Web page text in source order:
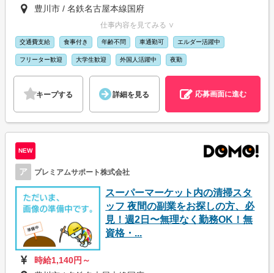
豊川市 / 名鉄名古屋本線国府
仕事内容を見てみる ∨
交通費支給 食事付き 年齢不問 車通勤可 エルダー活躍中
フリーター歓迎 大学生歓迎 外国人活躍中 夜勤
キープする 詳細を見る 応募画面に進む
NEW
ア プレミアムサポート株式会社
スーパーマーケット内の清掃スタ
ッフ 夜間の副業をお探しの方、必
見！週2日〜無理なく勤務OK！無
資格・...
時給1,140円～